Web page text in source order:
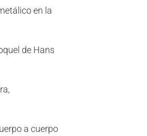
en la
de Hans
a cuerpo